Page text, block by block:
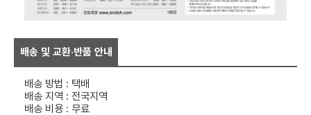
배송 및 교환·반품 안내
배송 방법 : 택배
배송 지역 : 전국지역
배송 비용 : 무료